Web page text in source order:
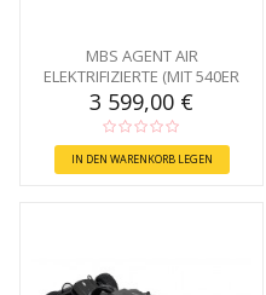
MBS AGENT AIR
ELEKTRIFIZIERTE (MIT 540ER
BATTERIE)
3 599,00 €
IN DEN WARENKORB LEGEN